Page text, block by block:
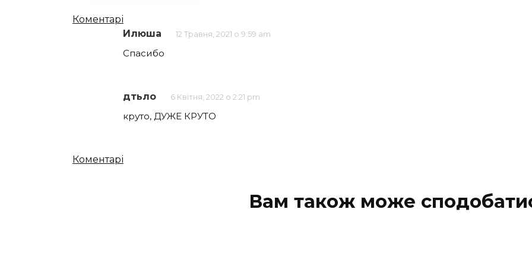
Кількість
коментарів
Коментарі
Илюша
12 Травня, 2021 о 9:59 am
Спасибо
дтьло 6 Квітня, 2022 о 2:21 pm
круто, ДУЖЕ КРУТО
Кількість
Коментарі
Вам також може